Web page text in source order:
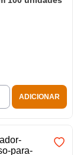
ADICIONAR